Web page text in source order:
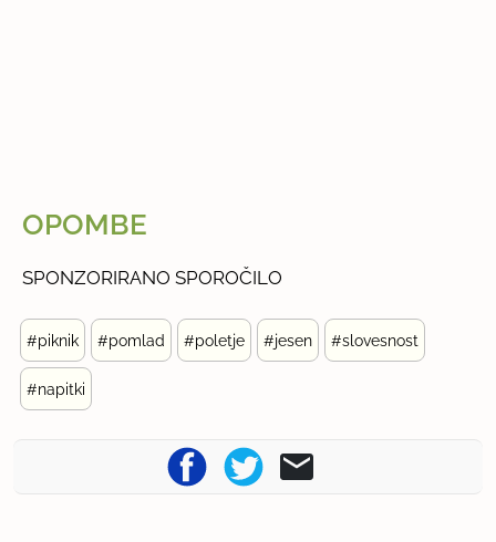
OPOMBE
SPONZORIRANO SPOROČILO
#piknik #pomlad #poletje #jesen #slovesnost
#napitki